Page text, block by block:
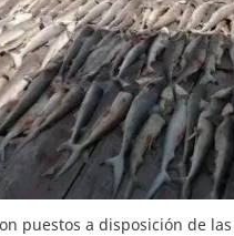
puestos a disposición de las